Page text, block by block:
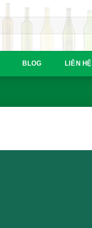
BLOG LIÊN HỆ